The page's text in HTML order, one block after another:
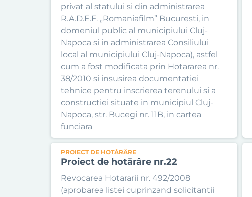
privat al statului si din administrarea
R.A.D.E.F. „Romaniafilm” Bucuresti, in
domeniul public al municipiului Cluj-
Napoca si in administrarea Consiliului
local al municipiului Cluj-Napoca), astfel
cum a fost modificata prin Hotararea nr.
38/2010 si insusirea documentatiei
tehnice pentru inscrierea terenului si a
constructiei situate in municipiul Cluj-
Napoca, str. Bucegi nr. 11B, in cartea
funciara
PROIECT DE HOTĂRÂRE
Proiect de hotărâre nr.22
Revocarea Hotararii nr. 492/2008
(aprobarea listei cuprinzand solicitantii